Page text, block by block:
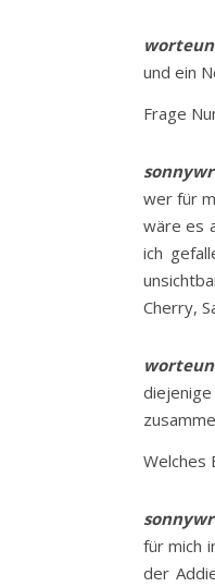
und ein
Frage
wer für
wäre es
ich
Cherry,
Welches
für mich
der